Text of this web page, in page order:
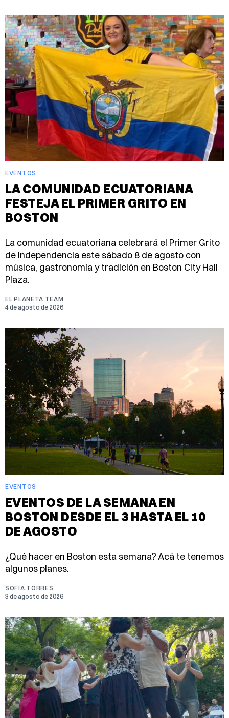
EVENTOS
LA COMUNIDAD ECUATORIANA
FESTEJA EL PRIMER GRITO EN
BOSTON
La comunidad ecuatoriana celebrará el Primer Grito
de Independencia este sábado 8 de agosto con
música, gastronomía y tradición en Boston City Hall
Plaza.
EL PLANETA TEAM
4 de agosto de 2026
EVENTOS
EVENTOS DE LA SEMANA EN
BOSTON DESDE EL 3 HASTA EL 10
DE AGOSTO
¿Qué hacer en Boston esta semana? Acá te tenemos
algunos planes.
SOFIA TORRES
3 de agosto de 2026